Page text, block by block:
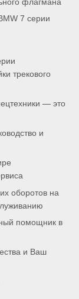
флагмана
7 серии
трекового
— это
и
оборотов на
помощник в
и Ваш